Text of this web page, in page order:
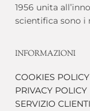
1956 unita
scientifica sono
INFORMAZIONI
COOKIES POLICY
PRIVACY POLICY
SERVIZIO CLIENTI